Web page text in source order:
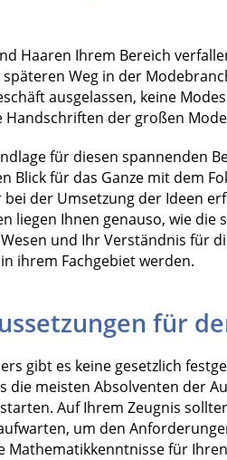
Haaren Ihrem Bereich
Weg in der
ausgelassen, keine
Handschriften der großen
für diesen spannenden
Blick für das Ganze mit dem
der Umsetzung der Ideen
liegen Ihnen genauso, wie die
und Ihr Verständnis für
ihrem Fachgebiet werden.
für
gibt es keine gesetzlich
die meisten Absolventen der
Auf Ihrem Zeugnis
um den
Mathematikkenntnisse für
I❶I